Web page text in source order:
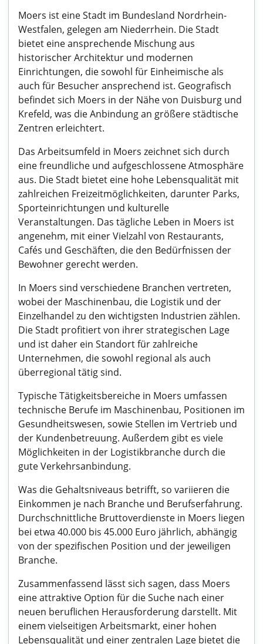
Moers ist eine Stadt im Bundesland Nordrhein-
Westfalen, gelegen am Niederrhein. Die Stadt
bietet eine ansprechende Mischung aus
historischer Architektur und modernen
Einrichtungen, die sowohl für Einheimische als
auch für Besucher ansprechend ist. Geografisch
befindet sich Moers in der Nähe von Duisburg und
Krefeld, was die Anbindung an größere städtische
Zentren erleichtert.
Das Arbeitsumfeld in Moers zeichnet sich durch
eine freundliche und aufgeschlossene Atmosphäre
aus. Die Stadt bietet eine hohe Lebensqualität mit
zahlreichen Freizeitmöglichkeiten, darunter Parks,
Sporteinrichtungen und kulturelle
Veranstaltungen. Das tägliche Leben in Moers ist
angenehm, mit einer Vielzahl von Restaurants,
Cafés und Geschäften, die den Bedürfnissen der
Bewohner gerecht werden.
In Moers sind verschiedene Branchen vertreten,
wobei der Maschinenbau, die Logistik und der
Einzelhandel zu den wichtigsten Industrien zählen.
Die Stadt profitiert von ihrer strategischen Lage
und ist daher ein Standort für zahlreiche
Unternehmen, die sowohl regional als auch
überregional tätig sind.
Typische Tätigkeitsbereiche in Moers umfassen
technische Berufe im Maschinenbau, Positionen im
Gesundheitswesen, sowie Stellen im Vertrieb und
der Kundenbetreuung. Außerdem gibt es viele
Möglichkeiten in der Logistikbranche durch die
gute Verkehrsanbindung.
Was die Gehaltsniveaus betrifft, so variieren die
Einkommen je nach Branche und Berufserfahrung.
Durchschnittliche Bruttoverdienste in Moers liegen
bei etwa 40.000 bis 45.000 Euro jährlich, abhängig
von der spezifischen Position und der jeweiligen
Branche.
Zusammenfassend lässt sich sagen, dass Moers
eine attraktive Option für die Suche nach einer
neuen beruflichen Herausforderung darstellt. Mit
einem vielseitigen Arbeitsmarkt, einer hohen
Lebensqualität und einer zentralen Lage bietet die